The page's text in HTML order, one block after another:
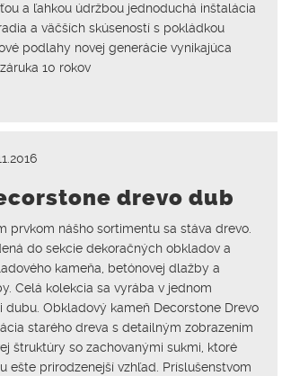
a ľahkou údržbou jednoduchá inštalácia
a väčších skúseností s pokládkou
podlahy novej generácie vynikajúca
10 rokov
drevo dub
prvkom nášho sortimentu sa stáva drevo.
do sekcie dekoračných obkladov a
kameňa, betónovej dlažby a
Celá kolekcia sa vyrába v jednom
dubu. Obkladový kameň Decorstone Drevo
starého dreva s detailným zobrazením
štruktúry so zachovanými sukmi, ktoré
ešte prirodzenejší vzhľad. Príslušenstvom